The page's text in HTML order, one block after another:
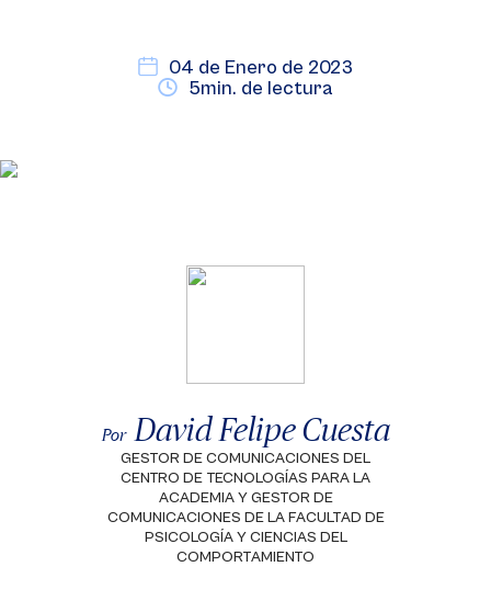
04 de Enero de 2023
5min. de lectura
Por David Felipe Cuesta
GESTOR DE COMUNICACIONES DEL
CENTRO DE TECNOLOGÍAS PARA LA
ACADEMIA Y GESTOR DE
COMUNICACIONES DE LA FACULTAD DE
PSICOLOGÍA Y CIENCIAS DEL
COMPORTAMIENTO